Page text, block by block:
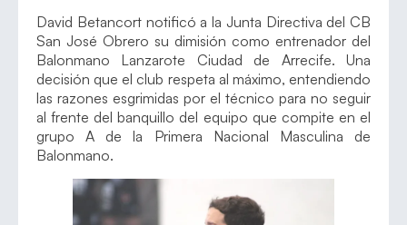
David Betancort notificó a la Junta Directiva del CB
San José Obrero su dimisión como entrenador del
Balonmano Lanzarote Ciudad de Arrecife. Una
decisión que el club respeta al máximo, entendiendo
las razones esgrimidas por el técnico para no seguir
al frente del banquillo del equipo que compite en el
grupo A de la Primera Nacional Masculina de
Balonmano.